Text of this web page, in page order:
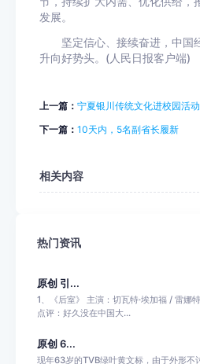
发展。
坚定信心、接续奋进，中国
升向好势头。(人民日报客户端)
上一篇： 宁夏银川传统文化进校园活
下一篇： 10天内，5名副省长履新
相关内容
热门资讯
原创 引...
1、《后室》 主演：切瓦特·埃加福 / 雷娜
点评：好久没在中国大...
原创 6...
现年63岁的TVB绿叶黄文标，由于外形不